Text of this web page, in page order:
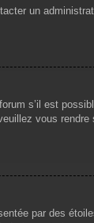
un
s’il est
vous rendre
par des